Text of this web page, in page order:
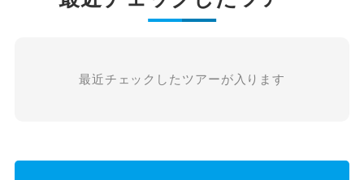
最近チェックしたツアーが入ります